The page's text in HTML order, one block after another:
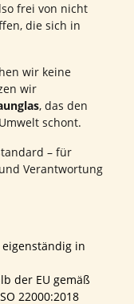
frei von nicht
die sich in
wir keine
wir
, das den
schont.
– für
Verantwortung
in
der EU gemäß
22000:2018